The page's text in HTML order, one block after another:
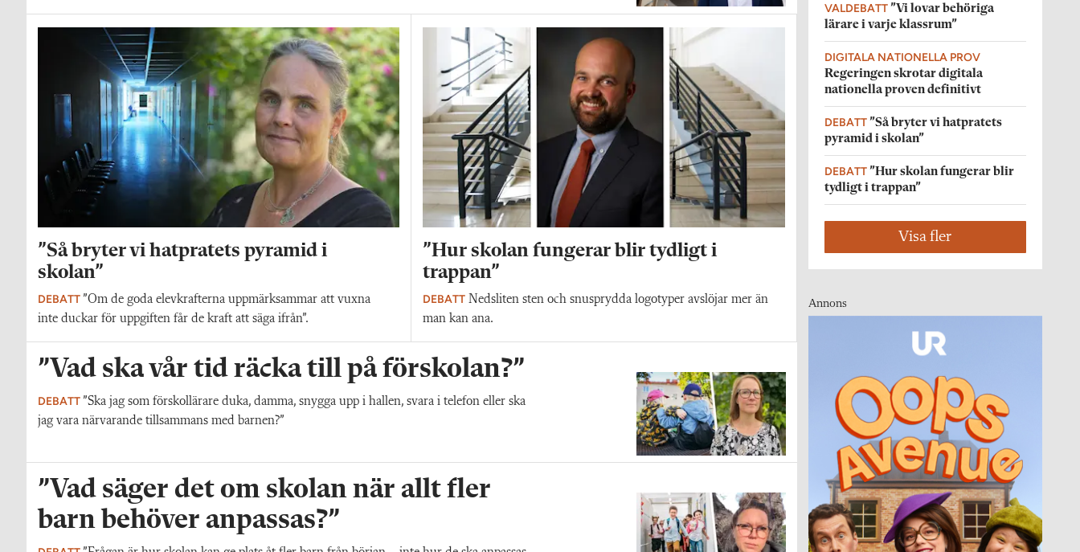
”Så bryter vi hatpratets pyramid i
skolan”
DEBATT ”Om de goda elevkrafterna uppmärksammar att vuxna
inte duckar för uppgiften får de kraft att säga ifrån”.
”Hur skolan fungerar blir tydligt i
trappan”
DEBATT Nedsliten sten och snusprydda logotyper avslöjar mer än
man kan ana.
”Vad ska vår tid räcka till på förskolan?”
DEBATT ”Ska jag som förskollärare duka, damma, snygga upp i hallen, svara i telefon eller ska
jag vara närvarande tillsammans med barnen?”
”Vad säger det om skolan när allt fler
barn behöver anpassas?”
VALDEBATT ”Vi lovar behöriga
lärare i varje klassrum”
DIGITALA NATIONELLA PROV
Regeringen skrotar digitala
nationella proven definitivt
DEBATT ”Så bryter vi hatpratets
pyramid i skolan”
DEBATT ”Hur skolan fungerar blir
tydligt i trappan”
Visa fler
Annons